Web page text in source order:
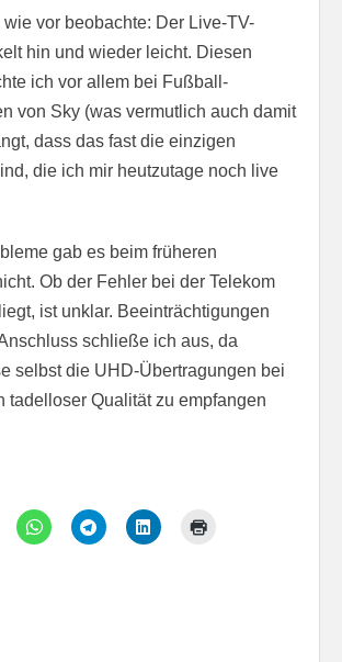
vor beobachte: Der Live-TV-
hin und wieder leicht. Diesen
ich vor allem bei Fußball-
von Sky (was vermutlich auch damit
dass das fast die einzigen
die ich mir heutzutage noch live
gab es beim früheren
Ob der Fehler bei der Telekom
ist unklar. Beeinträchtigungen
schließe ich aus, da
selbst die UHD-Übertragungen bei
tadelloser Qualität zu empfangen